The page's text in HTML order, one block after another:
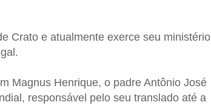
Crato e atualmente exerce seu ministério
Magnus Henrique, o padre Antônio José
responsável pelo seu translado até a